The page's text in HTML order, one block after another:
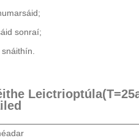
sonraí;